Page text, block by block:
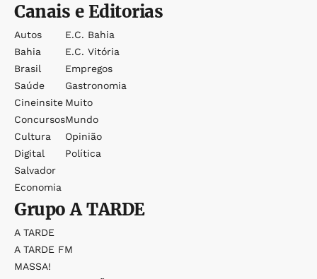
Canais e Editorias
Autos
Bahia
Brasil
Saúde
Cineinsite
Concursos
Cultura
Digital
Salvador
Economia
E.c. Bahia
E.c. Vitória
Empregos
Gastronomia
Muito
Mundo
Opinião
Política
GrupoA TARDE
A TARDE
A TARDE FM
MASSA!